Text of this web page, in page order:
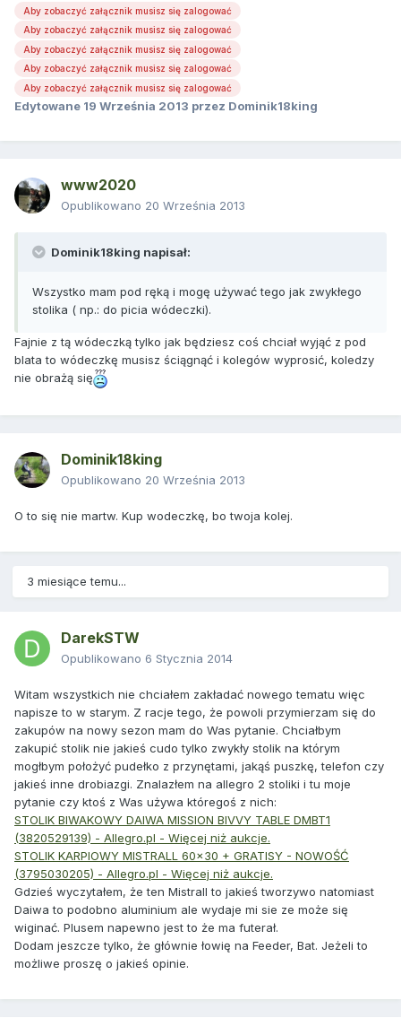
Aby zobaczyć załącznik musisz się zalogować
Aby zobaczyć załącznik musisz się zalogować
Aby zobaczyć załącznik musisz się zalogować
Aby zobaczyć załącznik musisz się zalogować
Aby zobaczyć załącznik musisz się zalogować
Edytowane 19 Września 2013 przez Dominik18king
www2020
Opublikowano 20 Września 2013
Dominik18king napisał:
Wszystko mam pod ręką i mogę używać tego jak zwykłego
stolika ( np.: do picia wódeczki).
Fajnie z tą wódeczką tylko jak będziesz coś chciał wyjąć z pod
blata to wódeczkę musisz ściągnąć i kolegów wyprosić, koledzy
nie obrażą się
Dominik18king
Opublikowano 20 Września 2013
O to się nie martw. Kup wodeczkę, bo twoja kolej.
3 miesiące temu...
DarekSTW
Opublikowano 6 Stycznia 2014
Witam wszystkich nie chciałem zakładać nowego tematu więc
napisze to w starym. Z racje tego, że powoli przymierzam się do
zakupów na nowy sezon mam do Was pytanie. Chciałbym
zakupić stolik nie jakieś cudo tylko zwykły stolik na którym
mogłbym położyć pudełko z przynętami, jakąś puszkę, telefon czy
jakieś inne drobiazgi. Znalazłem na allegro 2 stoliki i tu moje
pytanie czy ktoś z Was używa któregoś z nich:
STOLIK BIWAKOWY DAIWA MISSION BIVVY TABLE DMBT1
(3820529139) - Allegro.pl - Więcej niż aukcje.
STOLIK KARPIOWY MISTRALL 60x30 + GRATISY - NOWOŚĆ
(3795030205) - Allegro.pl - Więcej niż aukcje.
Gdzieś wyczytałem, że ten Mistrall to jakieś tworzywo natomiast
Daiwa to podobno aluminium ale wydaje mi sie ze może się
wiginać. Plusem napewno jest to że ma futerał.
Dodam jeszcze tylko, że głównie łowię na Feeder, Bat. Jeżeli to
możliwe proszę o jakieś opinie.